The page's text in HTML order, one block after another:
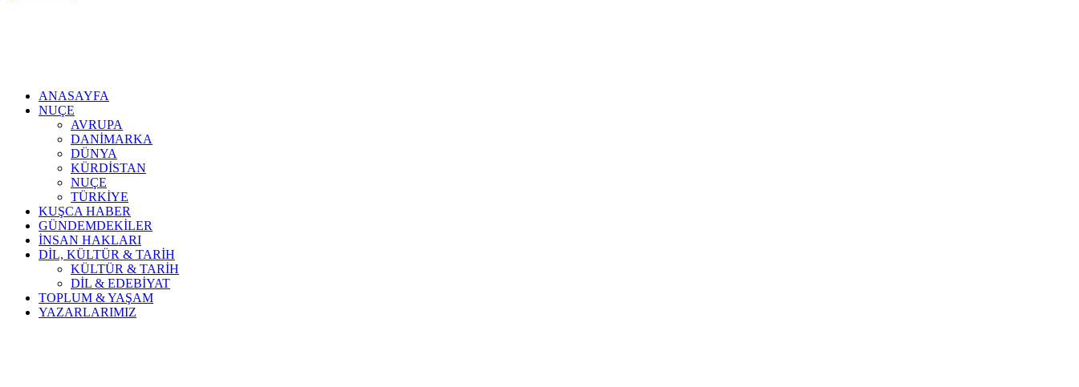
ANASAYFA
NUÇE
AVRUPA
DANİMARKA
DÜNYA
KÜRDİSTAN
NUÇE
TÜRKİYE
KUŞCA HABER
GÜNDEMDEKİLER
İNSAN HAKLARI
DİL, KÜLTÜR & TARİH
KÜLTÜR & TARİH
DİL & EDEBİYAT
TOPLUM & YAŞAM
YAZARLARIMIZ